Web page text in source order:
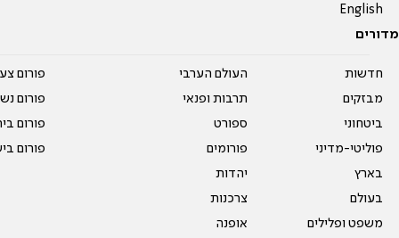
English
מדורים
חדשות
מבזקים
ביטחוני
פוליטי-מדיני
בארץ
בעולם
משפט ופלילים
העולם הערבי
תרבות ופנאי
ספורט
פורומים
יהדות
צרכנות
אופנה
פורום
פורום
פורום
פורום